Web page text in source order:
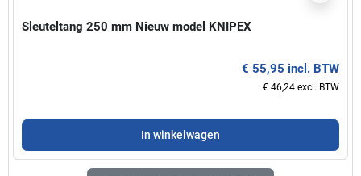
Sleuteltang 250 mm Nieuw model KNIPEX
€ 55,95 incl. BTW
€ 46,24 excl. BTW
In winkelwagen